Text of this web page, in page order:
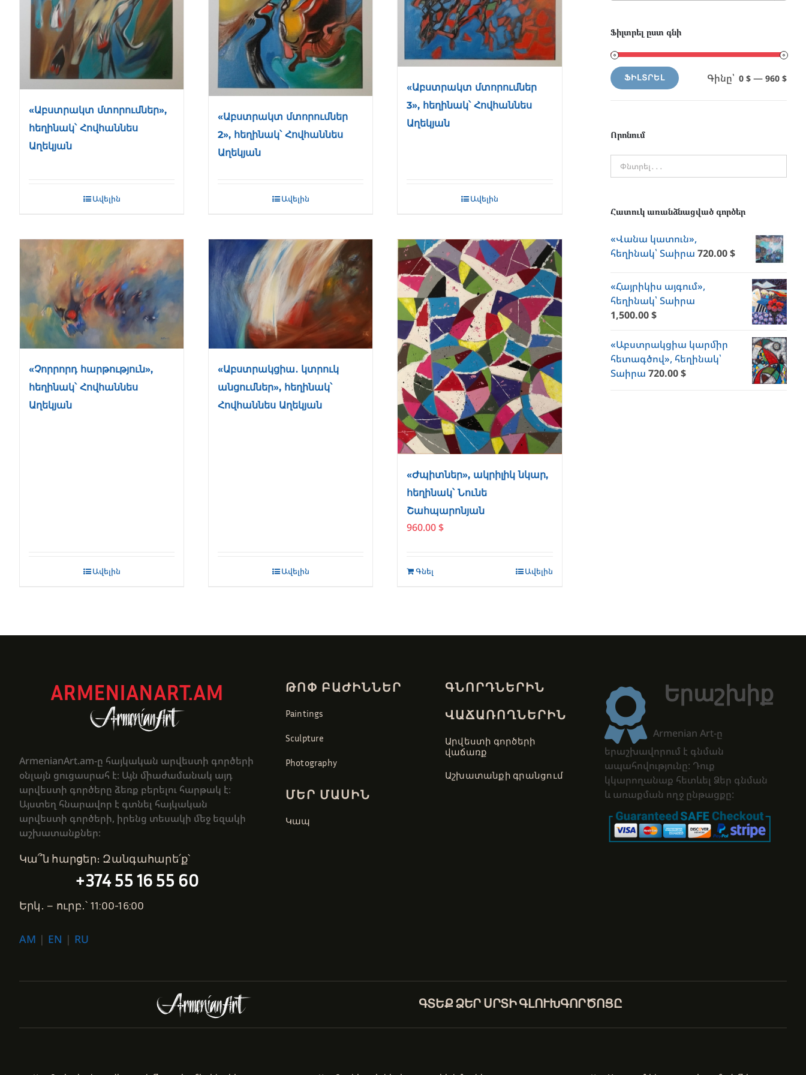
«Աբստրակտ մտորումներ»,
հեղինակ՝ Հովհաննես
Աղեկյան
Ավելին
«Աբստրակտ մտորումներ
2», հեղինակ՝ Հովհաննես
Աղեկյան
Ավելին
«Աբստրակտ մտորումներ
3», հեղինակ՝ Հովհաննես
Աղեկյան
Ավելին
«Չորրորդ հարթություն»,
հեղինակ՝ Հովհաննես
Աղեկյան
Ավելին
«Աբստրակցիա․ կտրուկ
անցումներ», հեղինակ՝
Հովհաննես Աղեկյան
Ավելին
«Ժպիտներ», ակրիլիկ նկար,
հեղինակ՝ Նունե
Շահպարոնյան
960.00 $
Գնել Ավելին
Ֆիլտրել ըստ գնի
Min
MaxՖԻԼՏՐԵԼ Գինը՝ 0 $ — 960 $
Որոնում
Հատուկ առանձնացված գործեր
«Վանա կատուն»,
հեղինակ՝ Տաիրա 720.00$
«Հայրիկիս այգում»,
հեղինակ՝ Տաիրա
1,500.00$
«Աբստրակցիա կարմիր
հետագծով», հեղինակ՝
Տաիրա 720.00$
ARMENIANART.AM
ArmenianArt.am-ը հայկական արվեստի գործերի
օնլայն ցուցասրահ է։ Այն միաժամանակ այդ
արվեստի գործերը ձեռք բերելու հարթակ է։
Այստեղ հնարավոր է գտնել հայկական
արվեստի գործերի, իրենց տեսակի մեջ եզակի
աշխատանքներ։
Կա՞ն հարցեր։ Զանգահարե՛ք՝
+374 55 16 55 60
Երկ․ – ուրբ․՝ 11:00-16:00
AM | EN | RU
ԹՈՓ ԲԱԺԻՆՆԵՐ
Paintings
Sculpture
Photography
ՄԵՐ ՄԱՍԻՆ
Կապ
ԳՆՈՐԴՆԵՐԻՆ
ՎԱՃԱՌՈՂՆԵՐԻՆ
Արվեստի գործերի
վաճառք
Աշխատանքի գրանցում
Երաշխիք
Armenian Art-ը
երաշխավորում է գնման
ապահովությունը: Դուք
կկարողանաք հետևել Ձեր գնման
և առաքման ողջ ընթացքը:
ԳՏԵՔ ՁԵՐ ՍՐՏԻ ԳԼՈՒԽԳՈՐԾՈՑԸ